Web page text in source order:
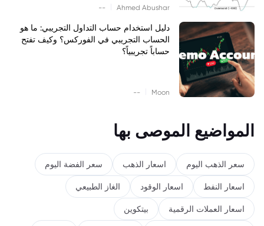
Ahmed Abushar
--
دليل استخدام حساب التداول التجريبي: ما هو
الحساب التجريبي في الفوركس؟ وكيف تفتح
حساباً تجريبياً؟
Moon
--
المواضيع الموصى بها
سعر الذهب اليوم اسعار الذهب سعر الفضة اليوم
اسعار النفط اسعار الوقود الغاز الطبيعي
اسعار العملات الرقمية بيتكوين